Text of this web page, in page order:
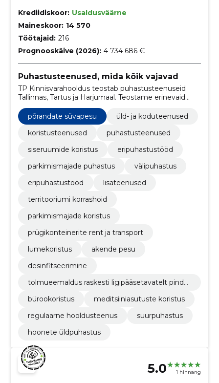
Krediidiskoor: Usaldusväärne
Maineskoor: 14 570
Töötajaid: 216
Prognooskäive (2026): 4 734 686 €
Puhastusteenused, mida kõik vajavad
TP Kinnisvarahooldus teostab puhastusteenuseid
Tallinnas, Tartus ja Harjumaal. Teostame erinevaid
puhastusteenuseid nagu siseruumide koristust,
välipuhastust, akende pesu, põrandate süvapesu ja
hooldust. Samuti pakume parkimismajade puhastust
ning prahikonteinerite renti ja transporti.
põrandate süvapesu
üld- ja koduteenused
koristusteenused
puhastusteenused
siseruumide koristus
eripuhastustööd
parkimismajade puhastus
välipuhastus
eripuhastustööd
lisateenused
territooriumi korrashoid
parkimismajade koristus
prügikonteinerite rent ja transport
lumekoristus
akende pesu
desinfitseerimine
tolmueemaldus raskesti ligipääsetavatelt pinda
bürookoristus
meditsiiniasutuste koristus
regulaarne hooldusteenus
suurpuhastus
hoonete üldpuhastus
5.0 1 hinnang